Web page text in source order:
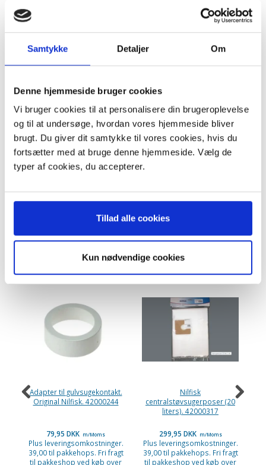
Samtykke Detaljer Om
Denne hjemmeside bruger cookies
Vi bruger cookies til at personalisere din brugeroplevelse
og til at undersøge, hvordan vores hjemmeside bliver
brugt. Du giver dit samtykke til vores cookies, hvis du
fortsætter med at bruge denne hjemmeside. Vælg de
typer af cookies, du accepterer.
Tillad alle cookies
Kun nødvendige cookies
Genvex Centralstøvsugere
Thermex Centralstøvsugere
Beam Centralstøvsugere
Alle andre modeller med on/off og som ikke er radiostyret
Total rækkevidde: 10,5 meter
Teleskoprør
Parketmundstykke med hestehår
Fugemundstykke
Møbelmundstykke
Rundt børstemundstykke
ANDRE KØBTE OGSÅ
Adapter til gulvsugekontakt.
Original Nilfisk. 42000244
79,95 DKK m/Moms
Plus leveringsomkostninger.
39,00 til pakkehops. Fri fragt
til pakkeshop ved køb over
Nilfisk
centralstøvsugerposer (20
liters). 42000317
299,95 DKK m/Moms
Plus leveringsomkostninger.
39,00 til pakkehops. Fri fragt
til pakkeshop ved køb over